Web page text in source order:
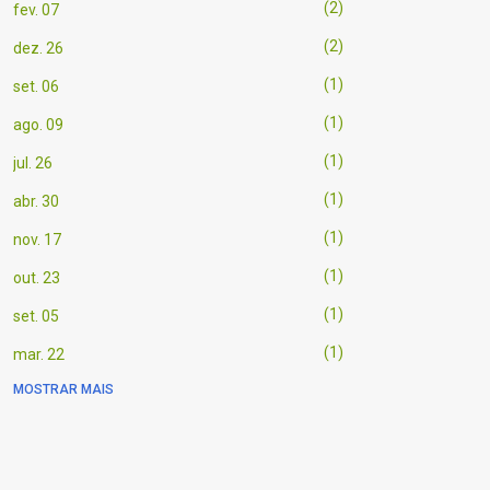
fev. 07 2
dez. 26 2
set. 06 1
ago. 09 1
jul. 26 1
abr. 30 1
nov. 17 1
out. 23 1
set. 05 1
mar. 22 1
mar. 21
MOSTRAR MAIS